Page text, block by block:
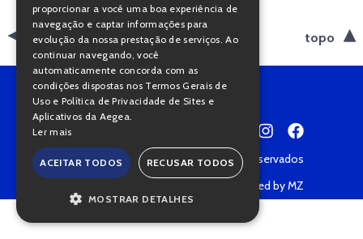
voltar topo
Copyright © 2022 • Todos os direitos reservados
Powered by MZ
proporcionar a você uma boa experiência de
navegação e captar informações para
evolução da nossa prestação de serviços. Ao
continuar navegando, você
automaticamente concorda com as
condições dispostas nos Termos Gerais de
Uso e Política de Privacidade de Sites e
Aplicativos da Aegea.
Ler mais
ACEITAR TODOS RECUSAR TODOS
MOSTRAR DETALHES